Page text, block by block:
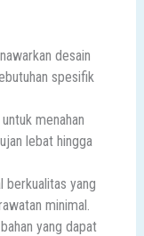
desain
spesifik
menahan
lebat hingga
yang
minimal.
yang dapat